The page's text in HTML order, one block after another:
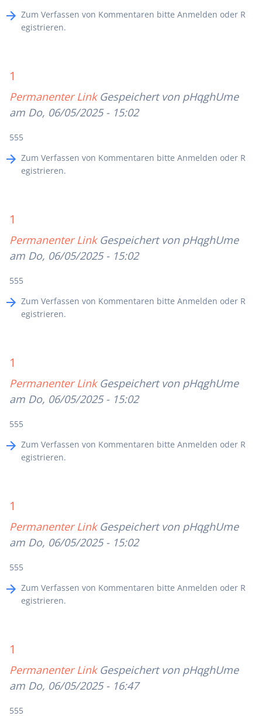
Zum Verfassen von Kommentaren bitte Anmelden oder R
egistrieren.
1
Permanenter Link Gespeichert von pHqghUme
am Do, 06/05/2025 - 15:02
555
Zum Verfassen von Kommentaren bitte Anmelden oder R
egistrieren.
1
Permanenter Link Gespeichert von pHqghUme
am Do, 06/05/2025 - 15:02
555
Zum Verfassen von Kommentaren bitte Anmelden oder R
egistrieren.
1
Permanenter Link Gespeichert von pHqghUme
am Do, 06/05/2025 - 15:02
555
Zum Verfassen von Kommentaren bitte Anmelden oder R
egistrieren.
1
Permanenter Link Gespeichert von pHqghUme
am Do, 06/05/2025 - 15:02
555
Zum Verfassen von Kommentaren bitte Anmelden oder R
egistrieren.
1
Permanenter Link Gespeichert von pHqghUme
am Do, 06/05/2025 - 16:47
555